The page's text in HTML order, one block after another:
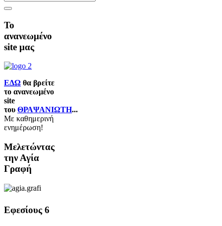
Το
ανανεωμένο
site μας
ΕΔΩ θα βρείτε
το ανανεωμένο
site
του ΘΡΑΨΑΝΙΩΤΗ...
Με καθημερινή
ενημέρωση!
Μελετώντας
την Αγία
Γραφή
Εφεσίους 6